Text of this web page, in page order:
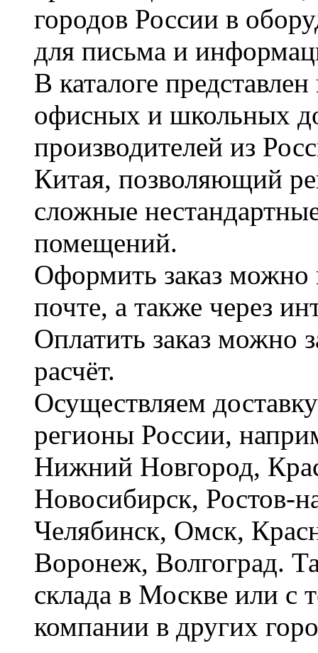
городов России в
для письма и
В каталоге
офисных и школьных
производителей из
Китая, позволяющий
сложные
помещений.
Оформить заказ можно
почте, а также через
Оплатить заказ можно
расчёт.
Осуществляем
регионы России,
Нижний Новгород,
Новосибирск, Ростов-
Челябинск, Омск,
Воронеж, Волгоград.
склада в Москве или с
компании в других